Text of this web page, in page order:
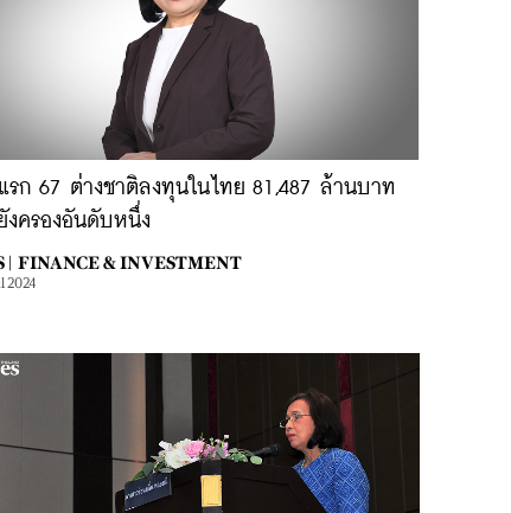
รก 67 ต่างชาติลงทุนในไทย 81,487 ล้านบาท
ครองอันดับหนึ่ง
| FINANCE & INVESTMENT
2024